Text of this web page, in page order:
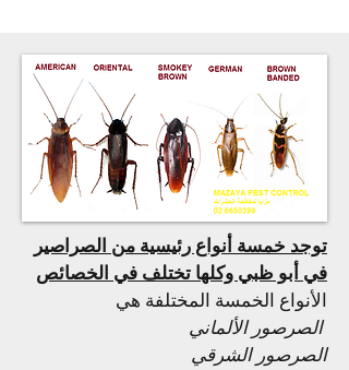
توجد خمسة أنواع رئيسية من الصراصير
في أبو ظبي وكلها تختلف في الخصائص
الأنواع الخمسة المختلفة هي
الصرصور الألماني
الصرصور الشرقي